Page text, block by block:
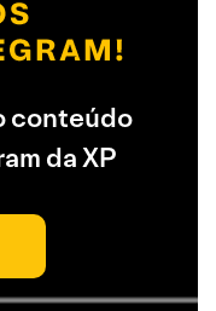
conteúdo
da XP